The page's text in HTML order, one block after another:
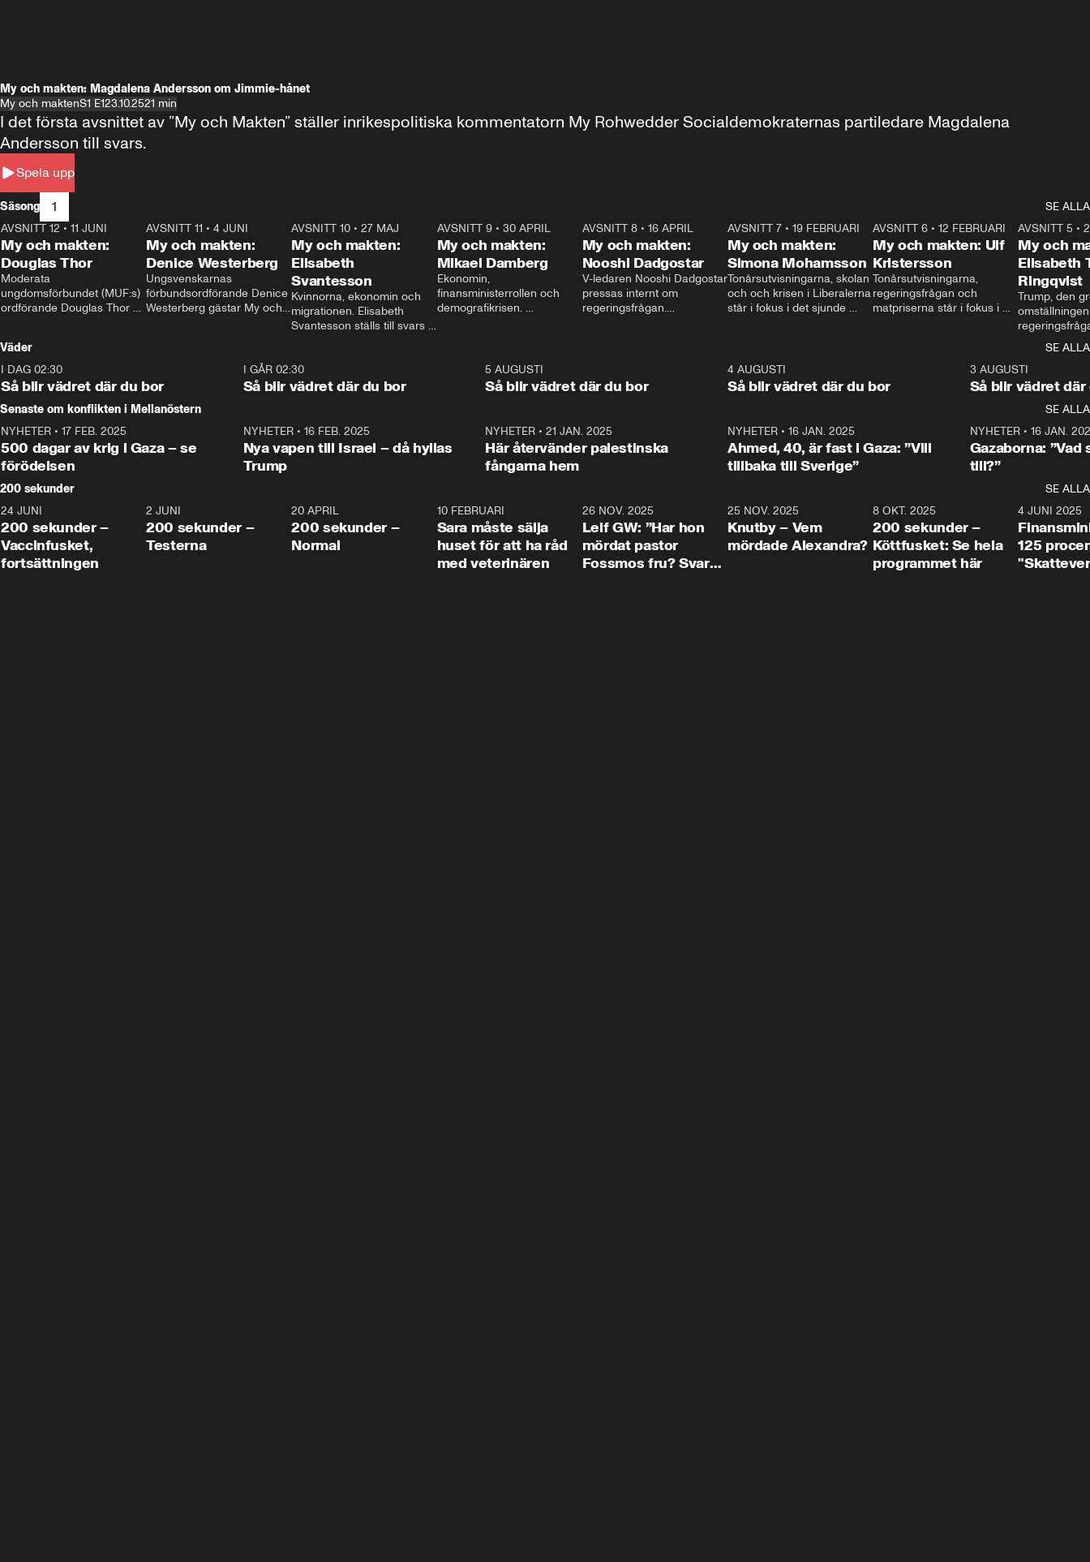
My och makten: Magdalena Andersson om Jimmie-hånet
My och maktenS1 E123.10.2521 min
Spela upp
I det första avsnittet av ”My och Makten” ställer inrikespolitiska kommentatorn My Rohwedder Socialdemokraternas partiledare Magdalena
Andersson till svars.
Säsong 1
SE ALLA
26:27
AVSNITT 12 • 11 JUNI
My och makten:
Douglas Thor
Moderata
ungdomsförbundet (MUF:s)
ordförande Douglas Thor
tonårsutvisningarna och hur
Moderaterna ska locka
väljare till valet i höst.
23:40
AVSNITT 11 •4 JUNI
My och makten:
Denice Westerberg
Ungsvenskarnas
förbundsordförande Denice
Westerberg gästar My och
AVSNITT 10 •27 MAJ
My och makten:
Elisabeth
Svantesson
Kvinnorna, ekonomin och
migrationen. Elisabeth
Svantesson ställs till svars
AVSNITT 9• 30 APRIL
My och makten:
Mikael Damberg
Ekonomin,
finansministerrollen och
demografikrisen.
och Makten.
AVSNITT 8• 16 APRIL
My och makten:
Nooshi Dadgostar
V-ledaren Nooshi Dadgostar
pressas internt om
regeringsfrågan.
– Vi ställer upp i val. Ska vi
vara med så sitter vi förstås
24:30
AVSNITT 7• 19 FEBRUARI
My och makten:
Simona Mohamsson
Tonårsutvisningarna, skolan
och och krisen i Liberalerna
står i fokus i det sjunde
kommentator My
Rohwedder ställer
utbildnings- och
Mohamsson till svars.
27:30
AVSNITT 6 •12 FEBRUARI
My och makten: Ulf
Kristersson
Tonårsutvisningarna,
regeringsfrågan och
matpriserna står i fokus i
Rohwedder ställer
statsminister Ulf Kristersson
AVSNITT 5 •
My och
Elisabeth
Ringqvist
Trump, den
centrum i
avsnittet av
Makten”. Se
Aftonbladets
Rohwedder
Thand Ring
Väder
SE ALLA
I DAG 02:30
Så blir vädret där du bor
1:06
I GÅR 02:30
Så blir vädret där du bor
5 AUGUSTI
Så blir vädret där du bor
4 AUGUSTI
Så blir vädret där du bor
3 AUGUSTI
Så blir vädret där
Senaste om konflikten i Mellanöstern
SE ALLA
NYHETER • 17 FEB. 2025
500 dagar av krig i Gaza – se
förödelsen
NYHETER• 16 FEB. 2025
Nya vapen till Israel – då hyllas
Trump
NYHETER •21 JAN. 2025
Här återvänder palestinska
fångarna hem
NYHETER• 16 JAN. 2025
Ahmed, 40, är fast i Gaza: ”Vill
tillbaka till Sverige”
NYHETER• 16 JAN.
Gazaborna:
till?”
200 sekunder
SE ALLA
5:00
24 JUNI
200 sekunder –
Vaccinfusket,
fortsättningen
4:23
2 JUNI
200 sekunder –
Testerna
20 APRIL
200 sekunder –
Normal
10 FEBRUARI
Sara måste sälja
huset för att ha råd
med veterinären
26 NOV. 2025
Leif GW: ”Har hon
mördat pastor
Fossmos fru? Svar
31:05
25 NOV. 2025
Knutby – Vem
mördade Alexandra?
4:29
8 OKT. 2025
200 sekunder –
Köttfusket: Se hela
programmet här
4 JUNI 2025
125